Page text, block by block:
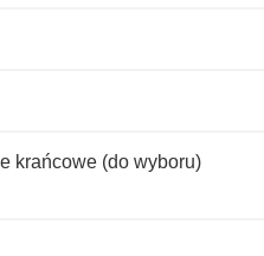
krańcowe (do wyboru)